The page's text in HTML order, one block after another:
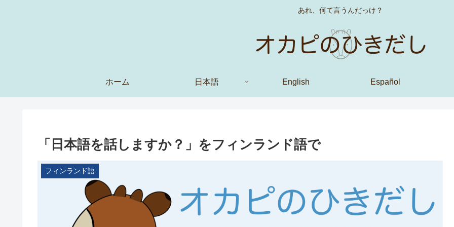
あれ、何て言うんだっけ？
ホーム 日本語 English Español
「日本語を話しますか？」をフィンランド語で
フィンランド語